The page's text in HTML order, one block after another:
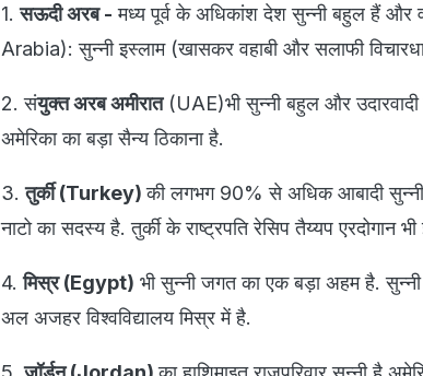
1.सऊदी अरब - मध्य पूर्व के अधिकांश देश सुन्नी बहुल हैं और
Arabia): सुन्नी इस्लाम (खासकर वहाबी और सलाफी
2. संयुक्त अरब अमीरात(UAE)भी सुन्नी बहुल और उदारवादी
अमेरिका का बड़ा सैन्य ठिकाना है.
3.तुर्की (Turkey)की लगभग 90% से अधिक आबादी
नाटो का सदस्य है. तुर्की के राष्ट्रपति रेसिप तैय्यप एरदोगान
4.मिस्र (Egypt) भी सुन्नी जगत का एक बड़ा अहम है.
अल अजहर विश्वविद्यालय मिस्र में है.